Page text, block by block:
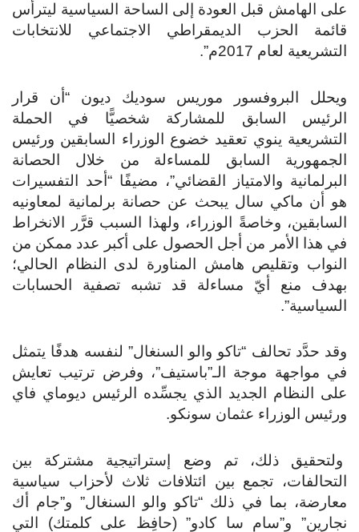
على الهامش قبل العودة إلى الساحة السياسية ليترأس
قائمة الحزب الديمقراطي الاجتماعي للانتخابات
التشريعية لعام 2017م”.
ويحلل البروفسور موريس سوديك ديون “أن قرار
الرئيس السابق للمشاركة شخصيًّا في الحملة
التشريعية ينوي تعقيد خضوع الوزراء السابقين ورئيس
الجمهورية السابق للمساءلة من خلال الحصانة
البرلمانية والامتياز القضائي”، مضيفًا “أحد التفسيرات
هو أن ماكي سال يبحث عن حصانة برلمانية لمعاونيه
السابقين، وخاصةً الوزراء، ولهذا السبب قرَّر الانخراط
في هذا الأمر من أجل الحصول على أكبر عدد ممكن من
النواب وتقليص هامش المناورة لدى النظام الحالي؛
بهدف منع أيّ مساءلة قد تشبه تصفية الحسابات
السياسية”.
وقد حدَّد تحالف “تاكو والو السنغال” لنفسه هدفًا يتمثل
في مواجهة موجة الـ”باستيف”، وفرض ترتيب تعايش
على النظام الجديد الذي يجسِّده الرئيس ديوماي فاي
ورئيس الوزراء عثمان سونكو.
ولتحقيق ذلك، تم وضع إستراتيجية مشتركة بين
التحالفات، تجمع بين ائتلافات ثلاث لأحزاب سياسية
معارضة، بما في ذلك “تاكو والو السنغال” و”جام أك
نجارين” و”سام سا كادو” (حافِظ على كلمتك) التي